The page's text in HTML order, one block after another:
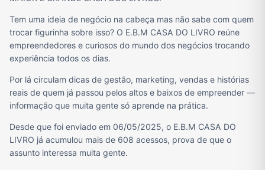
Tem uma ideia de negócio na cabeça mas não sabe com quem
trocar figurinha sobre isso? O E.B.M CASA DO LIVRO reúne
empreendedores e curiosos do mundo dos negócios trocando
experiência todos os dias.
Por lá circulam dicas de gestão, marketing, vendas e histórias
reais de quem já passou pelos altos e baixos de empreender —
informação que muita gente só aprende na prática.
Desde que foi enviado em 06/05/2025, o E.B.M CASA DO
LIVRO já acumulou mais de 608 acessos, prova de que o
assunto interessa muita gente.